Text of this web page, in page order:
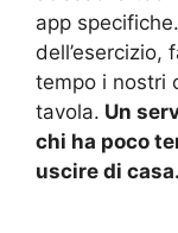
app
dell’esercizio,
tempo i nostri
tavola. Un
chi ha poco
uscire di casa.